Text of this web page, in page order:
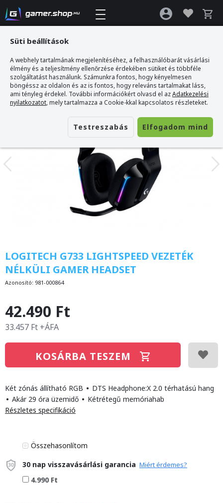
Gamer webshop >Logitech G733 Lightspeed Vezeték Nélküli Gamer Headset
LOGITECH G733 LIGHTSPEED VEZETÉK
NÉLKÜLI GAMER HEADSET
Azonosító: 981-000864
42.490 Ft
33.457 Ft +ÁFA
KOSÁRBA TESZEM
Két zónás állítható RGB • DTS Headphone:X 2.0 térhatású hang
• Akár 29 óra üzemidő • Kétrétegű memóriahab
Részletes specifikáció
Összehasonlítom
30 nap visszavásárlási garancia Miért érdemes?
4.990 Ft
Süti beállítások
A webhely tartalmának megjelenítéséhez, a felhasználóbarát vásárlási
élmény és a teljesítmény ellenőrzése érdekében sütiket és többféle
szolgáltatást használunk. Számunkra fontos, hogy kényelmesen
böngéssz az oldalon és az is fontos, hogy releváns tartalmakat láss,
ami tényleg érdekel. További információkért olvasd el azAdatkezelési
nyilatkozatot, mely tartalmazza a Cookie-kkal kapcsolatos részleteket.
Testreszabás Elfogadom mind